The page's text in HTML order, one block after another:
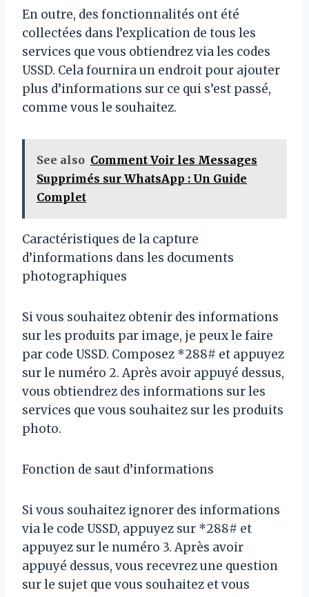
En outre, des fonctionnalités ont été
collectées dans l’explication de tous les
services que vous obtiendrez via les codes
USSD. Cela fournira un endroit pour ajouter
plus d’informations sur ce qui s’est passé,
comme vous le souhaitez.
See also Comment Voir les Messages
Supprimés sur WhatsApp : Un Guide
Complet
Caractéristiques de la capture
d’informations dans les documents
photographiques
Si vous souhaitez obtenir des informations
sur les produits par image, je peux le faire
par code USSD. Composez *288# et appuyez
sur le numéro 2. Après avoir appuyé dessus,
vous obtiendrez des informations sur les
services que vous souhaitez sur les produits
photo.
Fonction de saut d’informations
Si vous souhaitez ignorer des informations
via le code USSD, appuyez sur *288# et
appuyez sur le numéro 3. Après avoir
appuyé dessus, vous recevrez une question
sur le sujet que vous souhaitez et vous